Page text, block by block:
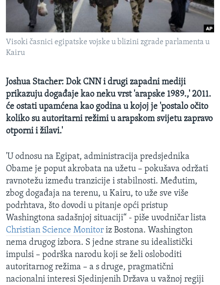
MAGAZIN
O GLASU AMERIKE
Learning English
PRATITE NAS
Jezici
Visoki časnici egipatske vojske u blizini zgrade parlamenta u
Kairu
Joshua Stacher: Dok CNN i drugi zapadni mediji
prikazuju događaje kao neku vrst 'arapske 1989.,' 2011.
će ostati upamćena kao godina u kojoj je 'postalo očito
koliko su autoritarni režimi u arapskom svijetu zapravo
otporni i žilavi.'
'U odnosu na Egipat, administracija predsjednika
Obame je poput akrobata na užetu – pokušava održati
ravnotežu između tranzicije i stabilnosti. Međutim,
zbog događaja na terenu, u Kairu, to uže sve više
podrhtava, što dovodi u pitanje opći pristup
Washingtona sadašnjoj situaciji“ - piše uvodničar lista
Christian Science Monitor iz Bostona. Washington
nema drugog izbora. S jedne strane su idealistički
impulsi – podrška narodu koji se želi osloboditi
autoritarnog režima – a s druge, pragmatični
nacionalni interesi Sjedinjenih Država u važnoj regiji